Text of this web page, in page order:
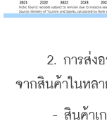
2. การส่งออ
จากสินค้าในหล
- สินค้าเกษต